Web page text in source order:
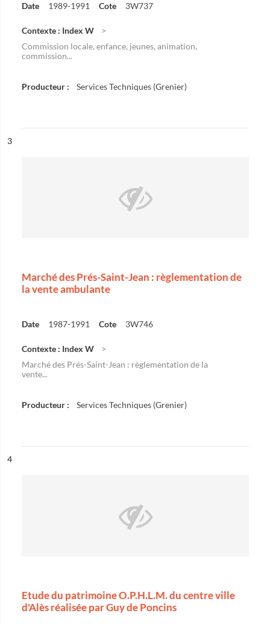
Date 1989-1991 Cote 3W737
Contexte : Index W
Commission locale, enfance, jeunes, animation,
commission...
Producteur : Services Techniques (Grenier)
n°
3
Marché des Prés-Saint-Jean : règlementation de
la vente ambulante
Date 1987-1991 Cote 3W746
Contexte : Index W
Marché des Prés-Saint-Jean : règlementation de la
vente...
Producteur : Services Techniques (Grenier)
n°
4
Etude du patrimoine O.P.H.L.M. du centre ville
d'Alès réalisée par Guy de Poncins